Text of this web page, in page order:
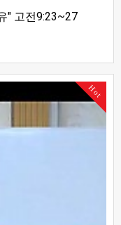
" 고전9:23~27
Hot